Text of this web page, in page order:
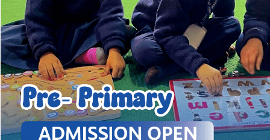
eine zentrale Rolle eingenommen – sie sind das digitale
Äquivalent des persönlichen Ratschlags und
beeinflussen Kaufentscheidungen nachhaltig.
Die Evolution von Empfehlungsplattformen: Mehr als
nur Sternebewertungen
Traditionell waren Empfehlungen im persönlichen
Umfeld die wichtigste Quelle für Kaufentscheidungen.